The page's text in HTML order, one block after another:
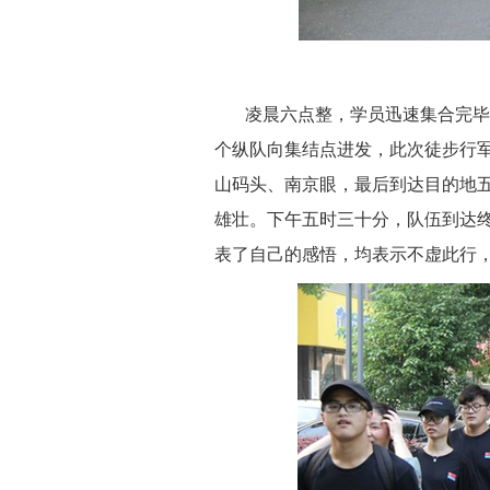
凌晨六点整 ，学员迅速集合完
个纵队向集结点进发，此次徒步行
山码头
南京眼，最后到达目的地
雄壮。下午五时三十分，队伍到达
表了自己的感悟，均表示不虚此行